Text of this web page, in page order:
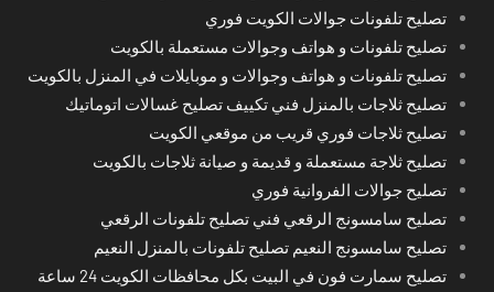
تصليح تلفونات جوالات الكويت فوري
تصليح تلفونات و هواتف وجوالات مستعملة بالكويت
تصليح تلفونات و هواتف وجوالات و موبايلات في المنزل بالكويت
تصليح ثلاجات بالمنزل فني تكييف تصليح غسالات اتوماتيك
تصليح ثلاجات فوري قريب من موقعي الكويت
تصليح ثلاجة مستعملة و قديمة و صيانة ثلاجات بالكويت
تصليح جوالات الفروانية فوري
تصليح سامسونج الرقعي فني تصليح تلفونات الرقعي
تصليح سامسونج النعيم تصليح تلفونات بالمنزل النعيم
تصليح سمارت فون في البيت بكل محافظات الكويت 24 ساعة